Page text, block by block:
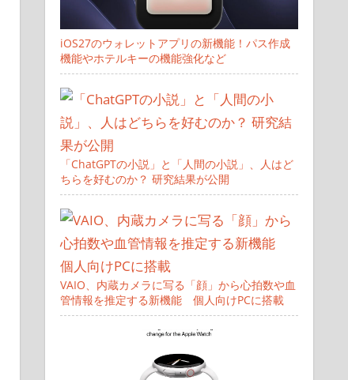
iOS27のウォレットアプリの新機能！パス作成
機能やホテルキーの機能強化など
「ChatGPTの小説」と「人間の小説」、人はど
ちらを好むのか？ 研究結果が公開
VAIO、内蔵カメラに写る「顔」から心拍数や血
管情報を推定する新機能 個人向けPCに搭載